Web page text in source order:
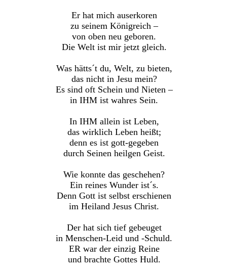
Er hat mich auserkoren
zu seinem Königreich –
von oben neu geboren.
Die Welt ist mir jetzt gleich.
Was hätts´t du, Welt, zu bieten,
das nicht in Jesu mein?
Es sind oft Schein und Nieten –
in IHM ist wahres Sein.
In IHM allein ist Leben,
das wirklich Leben heißt;
denn es ist gott-gegeben
durch Seinen heilgen Geist.
Wie konnte das geschehen?
Ein reines Wunder ist´s.
Denn Gott ist selbst erschienen
im Heiland Jesus Christ.
Der hat sich tief gebeuget
in Menschen-Leid und -Schuld.
ER war der einzig Reine
und brachte Gottes Huld.